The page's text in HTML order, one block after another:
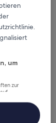
um
zur
von Inhalten,
von